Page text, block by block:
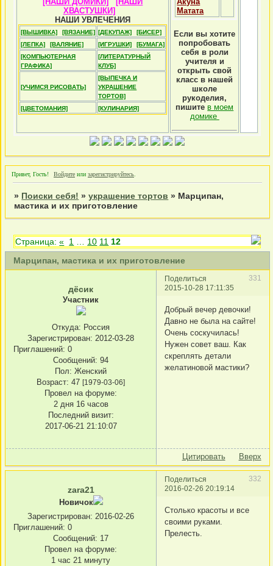
ХВАСТУШКИ]
НАШИ УВЛЕЧЕНИЯ
[ВЫШИВКА] [ВЯЗАНИЕ] [ДЕКУПАЖ]
[БИСЕР]
[ЛЕПКА]
[ВАЛЯНИЕ] [ИГРУШКИ]
[БУМАГА]
[КОМПЬЮТЕРНАЯ
ГРАФИКА]
[ЛИТЕРАТУРНЫЙ
КЛУБ]
[УЧИМСЯ РИСОВАТЬ]
[ВЫПЕЧКА И
УКРАШЕНИЕ
ТОРТОВ]
[ЦВЕТОМАНИЯ]
[КУЛИНАРИЯ]
Матата
Если вы хотите
попробовать
себя в роли
учителя и
открыть свой
класс в нашей
школе
рукоделия,
пишите в моем
домике
Привет, Гость! Войдите или зарегистрируйтесь
» Поиски себя! »украшение тортов » Марципан,
мастика и их приготовление
Марципан, мастика и их приготовление
Страница:« 1 10 11 12
Поделиться
331
2015-10-28 17:11:35
дёсик
Участник
Откуда: Россия
Зарегистрирован: 2012-03-28
Приглашений: 0
Сообщений: 94
Пол: Женский
Возраст: 47 [1979-03-06]
Провел на форуме:
2 дня 16 часов
Последний визит:
2017-06-21 21:10:07
Добрый вечер девочки!
Давно не была на сайте!
Очень соскучилась!
Нужен совет ваш. Как
скреплять детали
желатиновой мастики?
Цитировать Вверх
Поделиться
332
2016-02-26 20:19:14
zara21
Новичок
Зарегистрирован: 2016-02-26
Приглашений: 0
Сообщений: 17
Провел на форуме:
1 час 21 минуту
Столько красоты и все
своими руками.
Прелесть.